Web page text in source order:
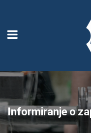
Informiranje o